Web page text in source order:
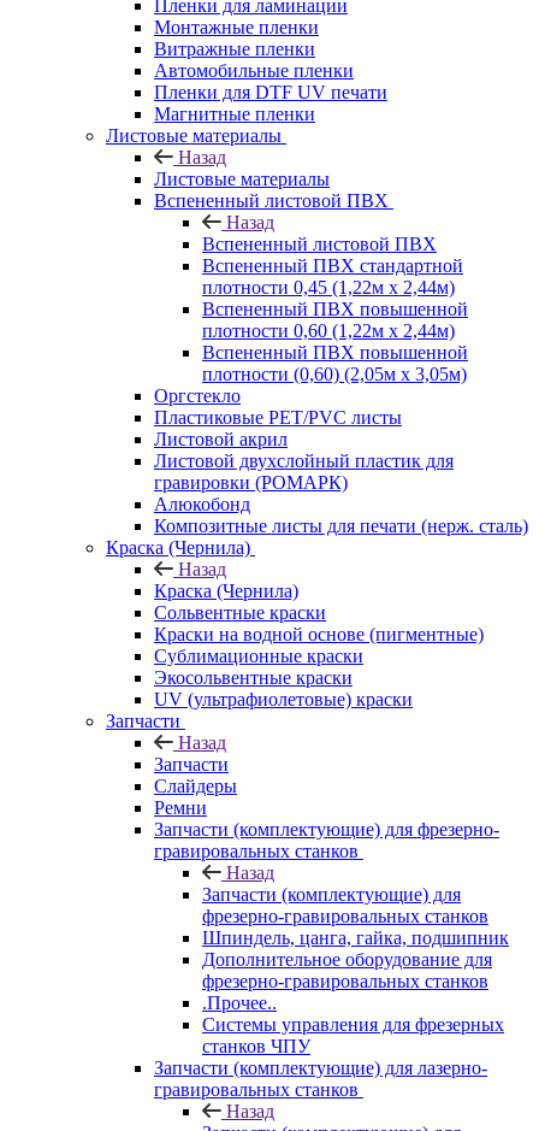
Пленки для ламинации
Монтажные пленки
Витражные пленки
Автомобильные пленки
Пленки для DTF UV печати
Магнитные пленки
Листовые материалы
Назад
Листовые материалы
Вспененный листовой ПВХ
Назад
Вспененный листовой ПВХ
Вспененный ПВХ стандартной
плотности 0,45 (1,22м х 2,44м)
Вспененный ПВХ повышенной
плотности 0,60 (1,22м х 2,44м)
Вспененный ПВХ повышенной
плотности (0,60) (2,05м х 3,05м)
Оргстекло
Пластиковые PET/PVC листы
Листовой акрил
Листовой двухслойный пластик для
гравировки (РОМАРК)
Алюкобонд
Композитные листы для печати (нерж. сталь)
Краска (Чернила)
Назад
Краска (Чернила)
Сольвентные краски
Краски на водной основе (пигментные)
Сублимационные краски
Экосольвентные краски
UV (ультрафиолетовые) краски
Запчасти
Назад
Запчасти
Слайдеры
Ремни
Запчасти (комплектующие) для фрезерно-
гравировальных станков
Назад
Запчасти (комплектующие) для
фрезерно-гравировальных станков
Шпиндель, цанга, гайка, подшипник
Дополнительное оборудование для
фрезерно-гравировальных станков
.Прочее..
Системы управления для фрезерных
станков ЧПУ
Запчасти (комплектующие) для лазерно-
гравировальных станков
Назад